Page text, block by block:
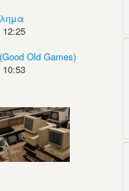
12:25
Old Games)
10:53